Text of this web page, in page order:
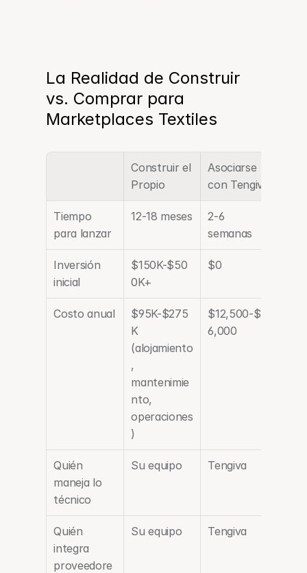
La Realidad de Construir
vs. Comprar para
Marketplaces Textiles
Construir el
Propio
Asociarse
con Tengiva
Tiempo
para lanzar
12-18 meses
2-6
semanas
Inversión
inicial
$150K-$50
0K+
$0
Costo anual
$95K-$275
K
(alojamiento
,
mantenimie
nto,
operaciones
)
$12,500-$3
6,000
Quién
maneja lo
técnico
Su equipo Tengiva
Quién
integra
proveedore
Su equipo Tengiva